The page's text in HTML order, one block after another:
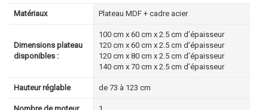
Matériaux Plateau MDF + cadre acier
Dimensions plateau
disponibles :
100 cm x 60 cm x 2.5 cm d’épaisseur
120 cm x 60 cm x 2.5 cm d’épaisseur
120 cm x 80 cm x 2.5 cm d’épaisseur
140 cm x 70 cm x 2.5 cm d’épaisseur
Hauteur réglable de 73 à 123 cm